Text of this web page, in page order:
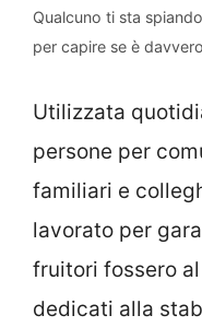
Qualcuno ti sta
per capire se è
Utilizzata
persone per
familiari e
lavorato per
fruitori fossero
dedicati alla